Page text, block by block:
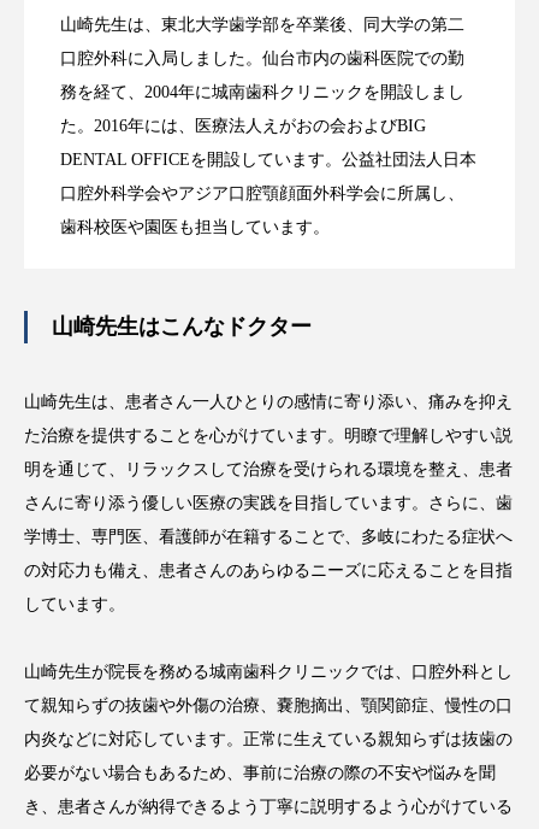
山崎先生は、東北大学歯学部を卒業後、同大学の第二
口腔外科に入局しました。仙台市内の歯科医院での勤
務を経て、2004年に城南歯科クリニックを開設しまし
た。2016年には、医療法人えがおの会およびBIG
DENTAL OFFICEを開設しています。公益社団法人日本
口腔外科学会やアジア口腔顎顔面外科学会に所属し、
歯科校医や園医も担当しています。
山崎先生はこんなドクター
山崎先生は、患者さん一人ひとりの感情に寄り添い、痛みを抑え
た治療を提供することを心がけています。明瞭で理解しやすい説
明を通じて、リラックスして治療を受けられる環境を整え、患者
さんに寄り添う優しい医療の実践を目指しています。さらに、歯
学博士、専門医、看護師が在籍することで、多岐にわたる症状へ
の対応力も備え、患者さんのあらゆるニーズに応えることを目指
しています。
山崎先生が院長を務める城南歯科クリニックでは、口腔外科とし
て親知らずの抜歯や外傷の治療、嚢胞摘出、顎関節症、慢性の口
内炎などに対応しています。正常に生えている親知らずは抜歯の
必要がない場合もあるため、事前に治療の際の不安や悩みを聞
き、患者さんが納得できるよう丁寧に説明するよう心がけている